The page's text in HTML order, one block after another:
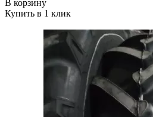
В корзину
Купить в 1 клик